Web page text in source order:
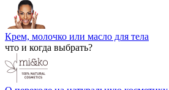
Крем, молочко или масло для тела
что и когда выбрать?